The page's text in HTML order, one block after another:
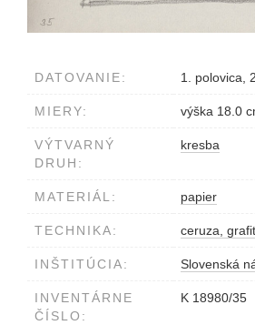
DATOVANIE: 1. polovica,
MIERY: výška 18.0
VÝTVARNÝ
DRUH:
kresba
MATERIÁL: papier
TECHNIKA: ceruza,
INŠTITÚCIA: Slovenská
INVENTÁRNE
ČÍSLO:
K 18980/35